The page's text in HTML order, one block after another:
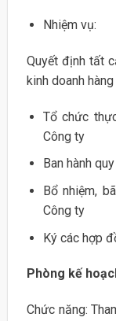
Nhiệm vụ:
Quyết định tất
kinh doanh
Tổ chức
Công ty
Ban hành
Bổ nhiệm,
Công ty
Ký các hợp
Phòng kế
Chức năng: